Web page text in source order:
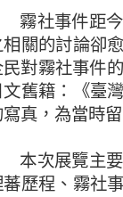
霧社事件距
相關的討論卻
民對霧社事件
文舊籍：《臺
寫真，為當時
本次展覽主
蕃歷程、霧社